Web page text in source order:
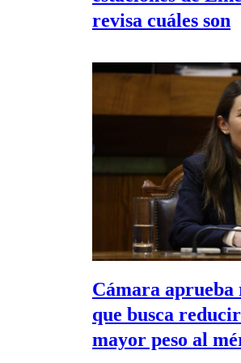
revisa cuáles son
Cámara
que busca
mayor peso al